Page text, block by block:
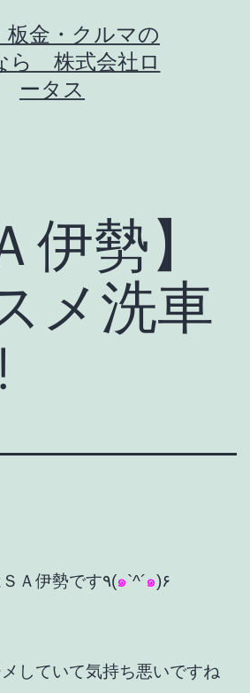
板金・クルマの
ら 株式会社ロ
ータス
伊勢】
メ洗車
どーもこんにちはＳＡ伊勢です٩(๑`^´๑)۶
していて気持ち悪いですね